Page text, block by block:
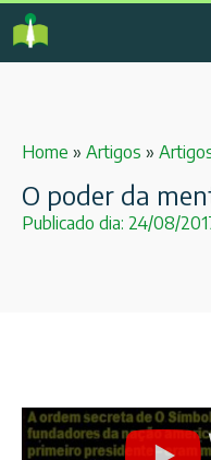
Home » Artigos »
O poder da
Publicado dia: 24/08/